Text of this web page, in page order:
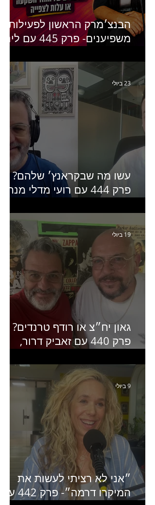
הבנצ׳מרק הראשון לפעילות
משפיענים- פרק 445 עם לינוי
Humanz ישראל
עשו מה שבקראנץ׳ שלהם?
פרק 444 עם רועי מדלי מנהל
האחרון של קראנץ׳
23 ביולי
גאון יח״צ או רודף טרנדים?
פרק 440 עם זאביק דרור,
ותקשורת
19 ביולי
״אני לא רציתי לעשות את
המיקרו דרמה״- פרק 442 עם
9 ביולי